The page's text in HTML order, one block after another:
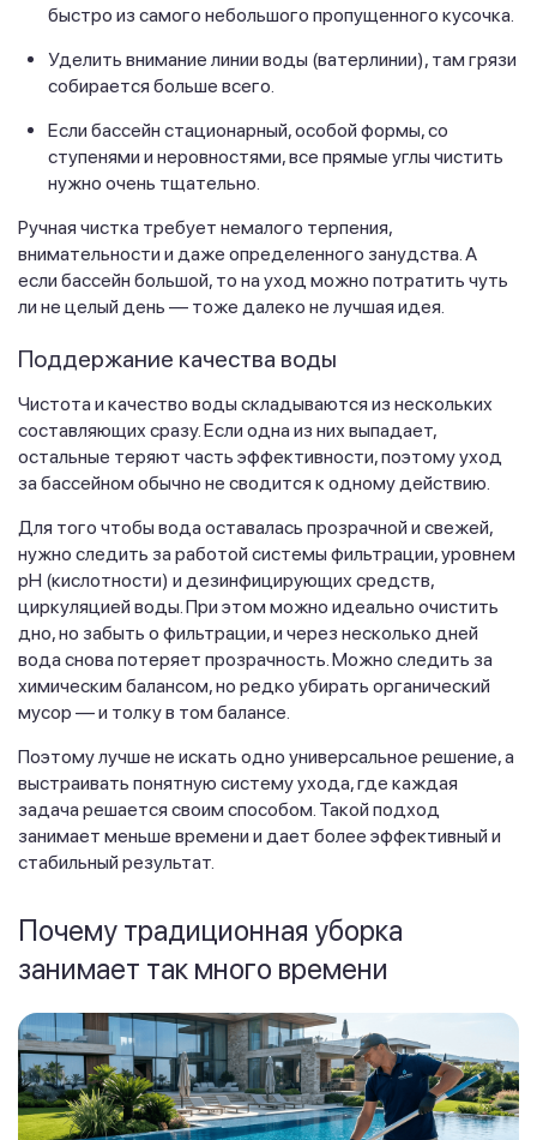
быстро из самого небольшого пропущенного кусочка.
Уделить внимание линии воды (ватерлинии), там грязи
собирается больше всего.
Если бассейн стационарный, особой формы, со
ступенями и неровностями, все прямые углы чистить
нужно очень тщательно.
Ручная чистка требует немалого терпения,
внимательности и даже определенного занудства. А
если бассейн большой, то на уход можно потратить чуть
ли не целый день — тоже далеко не лучшая идея.
Поддержание качества воды
Чистота и качество воды складываются из нескольких
составляющих сразу. Если одна из них выпадает,
остальные теряют часть эффективности, поэтому уход
за бассейном обычно не сводится к одному действию.
Для того чтобы вода оставалась прозрачной и свежей,
нужно следить за работой системы фильтрации, уровнем
pH (кислотности) и дезинфицирующих средств,
циркуляцией воды. При этом можно идеально очистить
дно, но забыть о фильтрации, и через несколько дней
вода снова потеряет прозрачность. Можно следить за
химическим балансом, но редко убирать органический
мусор — и толку в том балансе.
Поэтому лучше не искать одно универсальное решение, а
выстраивать понятную систему ухода, где каждая
задача решается своим способом. Такой подход
занимает меньше времени и дает более эффективный и
стабильный результат.
Почему традиционная уборка
занимает так много времени